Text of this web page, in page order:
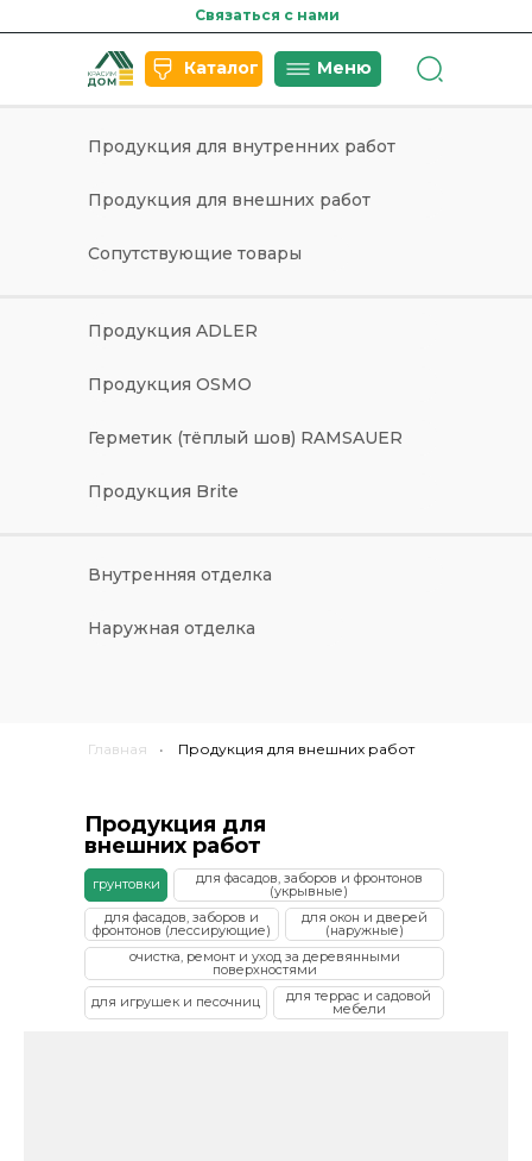
Связаться с нами
Каталог Меню
Продукция для внешних работ
Сопутствующие товары
Продукция для внутренних работ
Продукция OSMO
Продукция Brite
Герметик (тёплый шов) RAMSAUER
Продукция ADLER
Наружная отделка
Внутренняя отделка
Главная Продукция для внешних работ
•
Продукция для
внешних работ
грунтовки для фасадов, заборов и фронтонов
(укрывные)
для фасадов, заборов и
фронтонов (лессирующие)
для окон и дверей
(наружные)
для террас и садовой
мебели
для игрушек и песочниц
очистка, ремонт и уход за деревянными
поверхностями